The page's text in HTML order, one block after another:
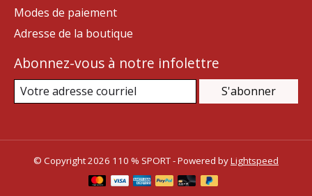
Modes de paiement
Adresse de la boutique
Abonnez-vous à notre infolettre
S'abonner
© Copyright 2026 110 % SPORT - Powered byLightspeed